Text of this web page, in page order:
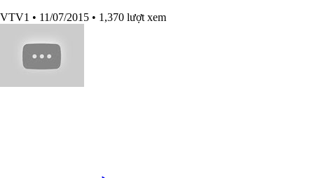
VTV1 • 11/07/2015 • 1,370 lượt xem